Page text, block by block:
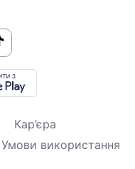
Кар’єра
Умови використання